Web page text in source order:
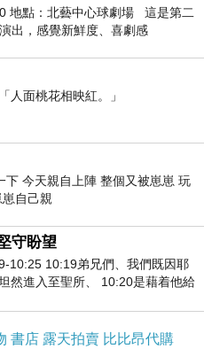
進黨身為一個執政黨卻
民國的執政黨嗎？
，這樣一個官員，如此
高雄人怎不火大？民進
繼續欺騙彰化人嗎？上
文、賴清德到高雄輔
跑到高雄宣講罷免，現
素月站台輔選，還敢聲
是薄廉寡恥！有夠不要
都在發飆！鳳山鄉親他
黨整天批判韓國瑜參選
，這樣一個執政黨民意
地點：北藝中心球劇場 這是第二
出，感覺新鮮度、喜劇感
人面桃花相映紅。」
今天親自上陣 整個又被崽崽 玩
自己親
守盼望
10:25 10:19弟兄們、我們既因耶
然進入至聖所、 10:20是藉着他給
新又活的路從幔子經過
書店 露天拍賣 比比昂代購